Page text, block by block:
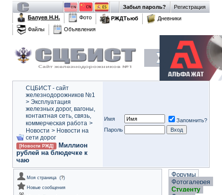
Регистрация
Забыл пароль?
Балуев Н.Н.
Фото РЖДТьюб
Дневники
Файлы
Объявления
СЦБИСТ - сайт
железнодорожников №1
> Эксплуатация
железных дорог, вагоны,
контактная сеть, связь,
коммерческая работа >
Новости > Новости на
сети дорог
[Новости РЖД]
Миллион
рублей на блюдечке к
чаю
Имя
Запомнить?
Пароль
Моя страница (?)
Новые сообщения
Форумы
Фотогалерея
Студенту